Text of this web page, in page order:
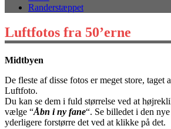
Randerstæppet
Luftfotos fra 50’erne
Midtbyen
De fleste af disse fotos er meget store, taget
Luftfoto.
Du kan se dem i fuld størrelse ved at
vælge “Åbn i ny fane“. Se billedet i den
yderligere forstørre det ved at klikke på det.